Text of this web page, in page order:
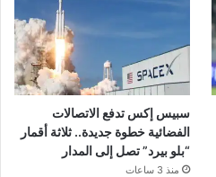
سبيس إكس تدفع الاتصالات
الفضائية خطوة جديدة.. ثلاثة أقمار
“بلو بيرد” تصل إلى المدار
منذ 3 ساعات